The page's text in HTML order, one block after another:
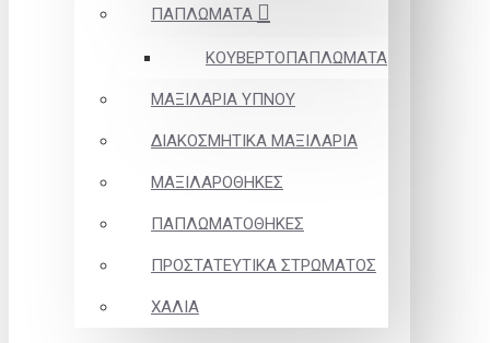
ΠΑΠΛΩΜΑΤΑ
ΚΟΥΒΕΡΤΟΠΑΠΛΩΜΑΤΑ
ΜΑΞΙΛΑΡΙΑ ΥΠΝΟΥ
ΔΙΑΚΟΣΜΗΤΙΚΑ ΜΑΞΙΛΑΡΙΑ
ΜΑΞΙΛΑΡΟΘΗΚΕΣ
ΠΑΠΛΩΜΑΤΟΘΗΚΕΣ
ΠΡΟΣΤΑΤΕΥΤΙΚΑ ΣΤΡΩΜΑΤΟΣ
ΧΑΛΙΑ